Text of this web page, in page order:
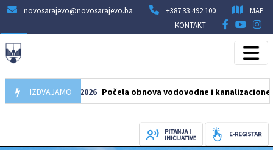
novosarajevo@novosarajevo.ba +387 33 492 100
MAP
KONTAKT
IZDVAJAMO
05.08.2026 Počela obnova vodovodne i kanalizacione mreže u